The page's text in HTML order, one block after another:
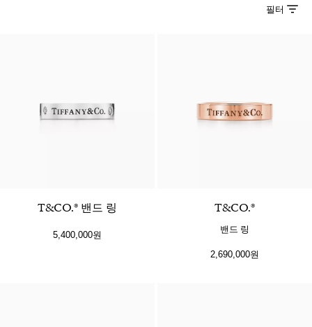
필터
T&CO.® 밴드 링
5,400,000원
T&CO.®
밴드 링
2,690,000원